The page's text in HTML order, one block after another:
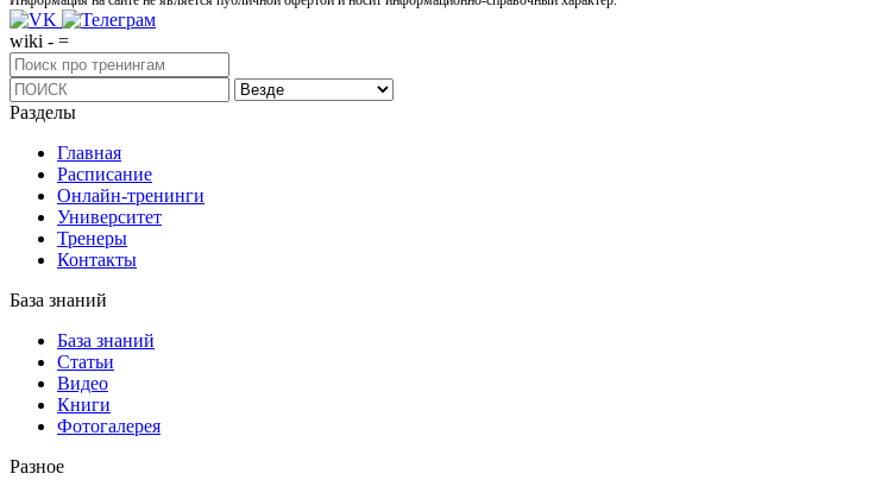
wiki - =
Разделы
Главная
Расписание
Онлайн-тренинги
Университет
Тренеры
Контакты
База знаний
База знаний
Статьи
Видео
Книги
Фотогалерея
Разное